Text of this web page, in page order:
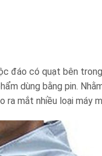
đáo có quạt bên
dùng bằng pin.
mắt nhiều loại máy